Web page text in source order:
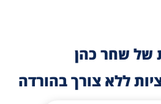
של שחר כהן
ללא צורך בהורדה